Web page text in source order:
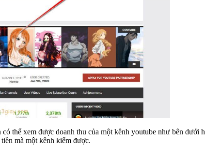
thể xem được doanh thu của một kênh youtube như bên
mà một kênh kiếm được.